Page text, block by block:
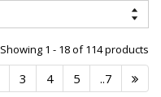
Showing 1 - 18 of 114 products
3 4 5 ..7